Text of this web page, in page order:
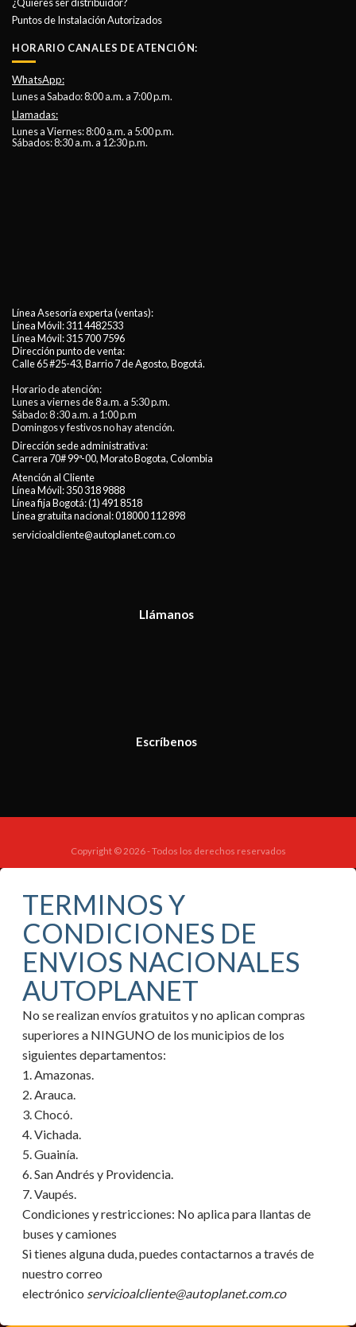
Puntos de Instalación Autorizados
HORARIO CANALES DE ATENCIÓN:
WhatsApp:
Lunes a Sabado: 8:00 a.m. a 7:00 p.m.
Llamadas:
Lunes a Viernes: 8:00 a.m. a 5:00 p.m.
Sábados: 8:30 a.m. a 12:30 p.m.
Línea Asesoría experta (ventas):
Línea Móvil:311 4482533
Línea Móvil:315 700 7596
Dirección punto de venta:
Calle 65 #25-43, Barrio 7 de Agosto, Bogotá.
Horario de atención:
Lunes a viernes de 8 a.m. a 5:30 p.m.
Sábado: 8 :30 a.m. a 1:00 p.m
Domingos y festivos no hay atención.
Dirección sede administrativa:
Carrera 70# 99ª-00, Morato Bogota, Colombia
Atención al Cliente
Línea Móvil:350 318 9888
Línea fija Bogotá:(1) 491 8518
Línea gratuita nacional:018000 112 898
servicioalcliente@autoplanet.com.co
Llámanos
Escríbenos
Copyright © 2026 - Todos los derechos reservados
TERMINOS Y
CONDICIONES DE
ENVIOS NACIONALES
AUTOPLANET
No se realizan envíos gratuitos y no aplican compras
superiores a NINGUNO de los municipios de los
siguientes departamentos:
1. Amazonas.
2. Arauca.
3. Chocó.
4. Vichada.
5. Guainía.
6. San Andrés y Providencia.
7. Vaupés.
Condiciones y restricciones: No aplica para llantas de
buses y camiones
Si tienes alguna duda, puedes contactarnos a través de
nuestro correo
electrónico servicioalcliente@autoplanet.com.co